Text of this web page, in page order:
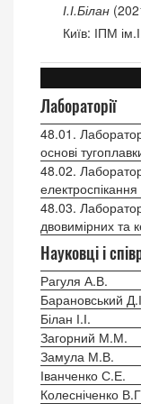
І.І.Білан
Київ: ІПМ
Лабораторії
48.01.
основі
48.02.
48.03.
двовимірних та
Науковці і
Рагуля А.В.
Барановський
Білан І.І.
Загорний М.М.
Замула М.В.
Іванченко С.Е.
Колесніченко